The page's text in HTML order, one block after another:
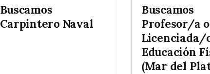
Buscamos
Carpintero Naval
Buscamos
Profesor/a o
Licenciada/
Educación
(Mar del